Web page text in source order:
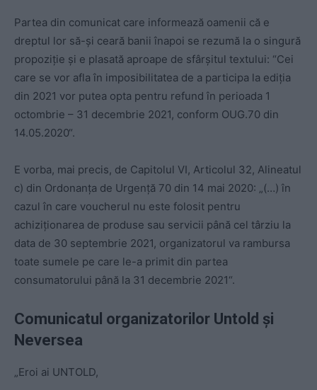
Partea din comunicat care informează oamenii că e
dreptul lor să-și ceară banii înapoi se rezumă la o singură
propoziție și e plasată aproape de sfârșitul textului: “Cei
care se vor afla în imposibilitatea de a participa la ediția
din 2021 vor putea opta pentru refund în perioada 1
octombrie – 31 decembrie 2021, conform OUG.70 din
14.05.2020“.
E vorba, mai precis, de Capitolul VI, Articolul 32, Alineatul
c) din Ordonanța de Urgență 70 din 14 mai 2020: „(…) în
cazul în care voucherul nu este folosit pentru
achiziționarea de produse sau servicii până cel târziu la
data de 30 septembrie 2021, organizatorul va rambursa
toate sumele pe care le-a primit din partea
consumatorului până la 31 decembrie 2021“.
Comunicatul organizatorilor Untold și
Neversea
„Eroi ai UNTOLD,